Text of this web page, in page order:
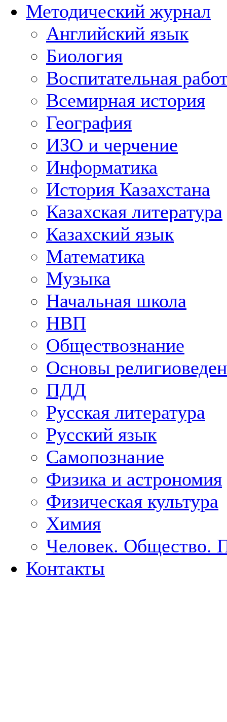
Методический журнал
Английский язык
Биология
Воспитательная
Всемирная история
География
ИЗО и черчение
Информатика
История Казахстана
Казахская литература
Казахский язык
Математика
Музыка
Начальная школа
НВП
Обществознание
Основы
ПДД
Русская литература
Русский язык
Самопознание
Физика и астрономия
Физическая культура
Химия
Человек. Общество.
Контакты